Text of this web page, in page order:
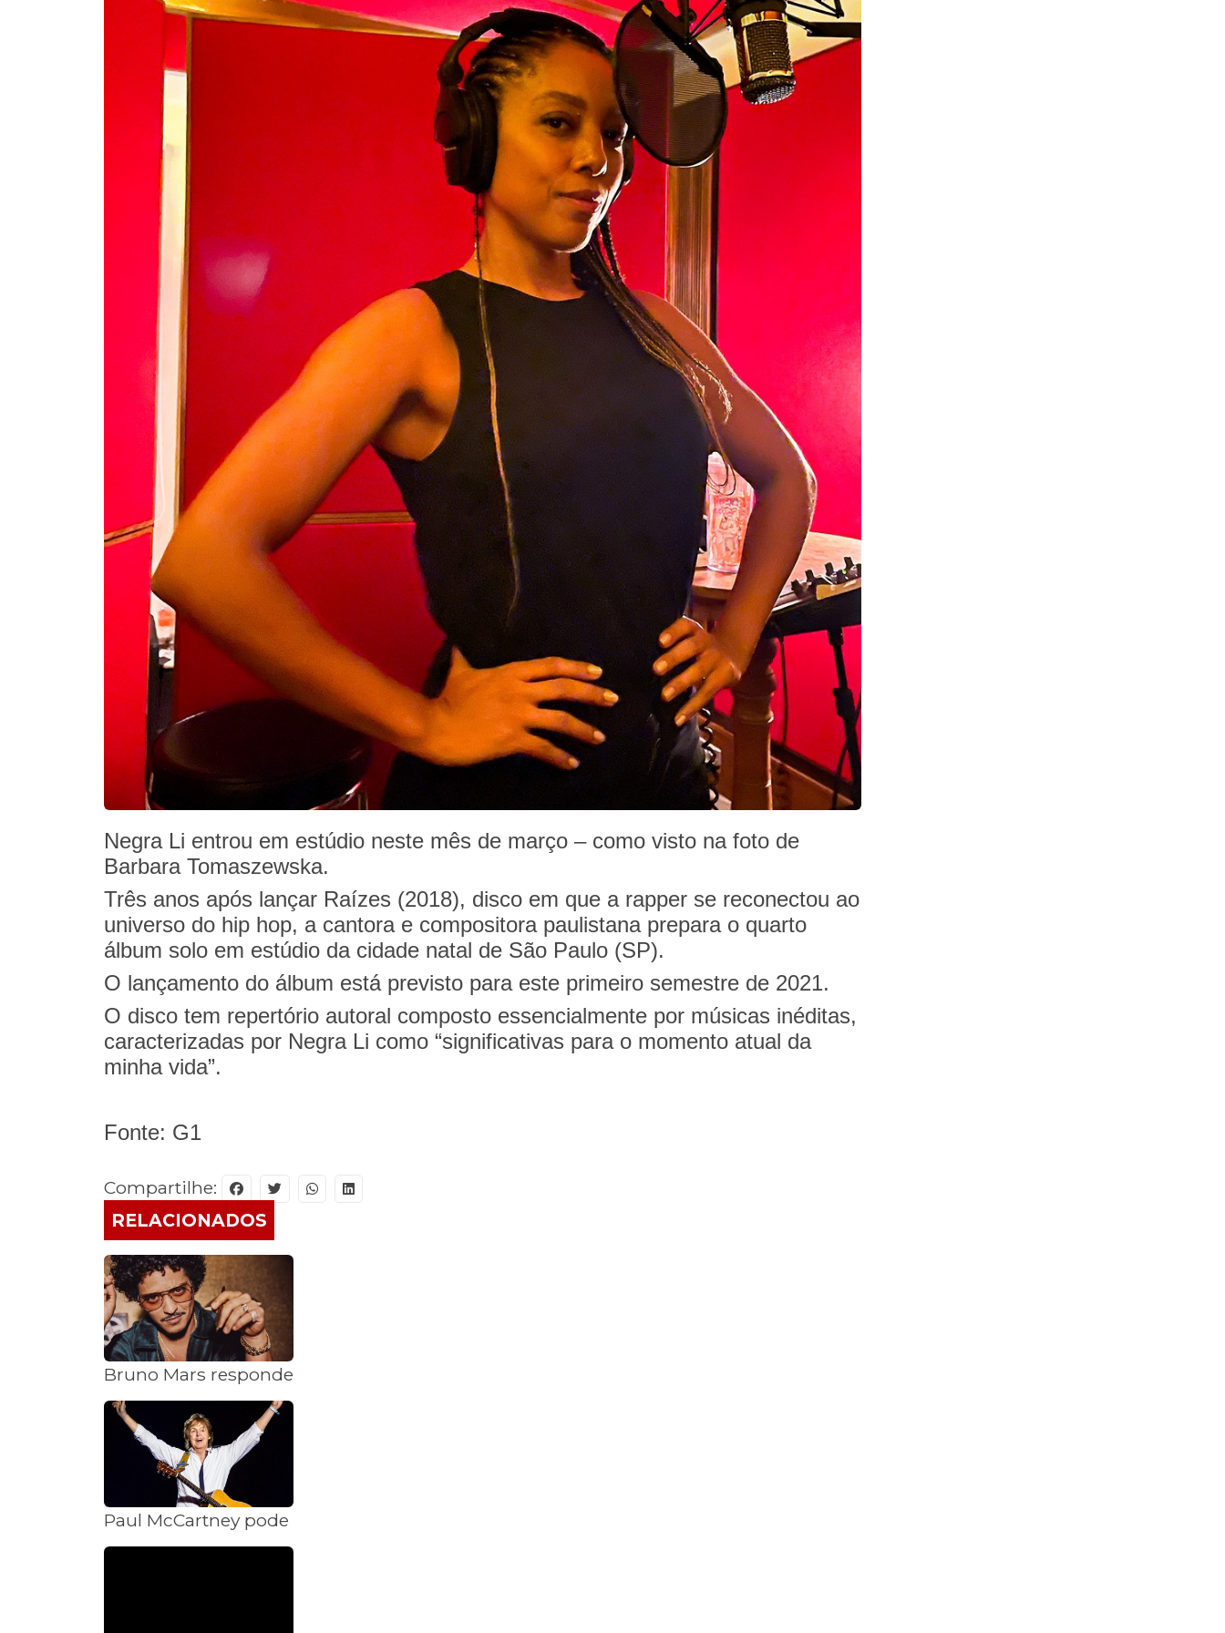
Negra Li entrou em estúdio neste mês de março – como visto na foto de
Barbara Tomaszewska.
Três anos após lançar Raízes (2018), disco em que a rapper se reconectou ao
universo do hip hop, a cantora e compositora paulistana prepara o quarto
álbum solo em estúdio da cidade natal de São Paulo (SP).
O lançamento do álbum está previsto para este primeiro semestre de 2021.
O disco tem repertório autoral composto essencialmente por músicas inéditas,
caracterizadas por Negra Li como “significativas para o momento atual da
minha vida”.
Fonte: G1
Compartilhe:
RELACIONADOS
Bruno Mars responde acusações de apropriação cultural em sua carreira musical
Paul McCartney pode lançar disco de covers com Josh Homme, St. Vincent, Damon Albarn e mais